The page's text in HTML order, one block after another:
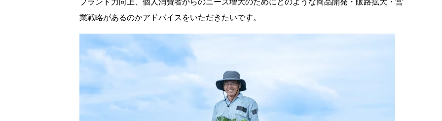
業戦略があるのかアドバイスをいただきたいです。